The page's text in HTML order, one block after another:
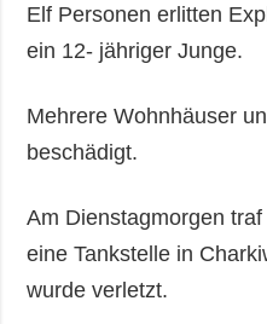
Elf Personen erlitten
ein 12- jähriger Junge.
Mehrere Wohnhäuser
beschädigt.
Am Dienstagmorgen
eine Tankstelle in
wurde verletzt.